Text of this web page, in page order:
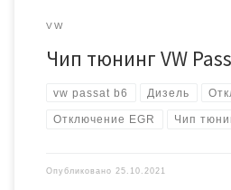
VW
Чип тюнинг VW
vw passat b6 Дизель
Отключение EGR Чип
Опубликовано 25.10.2021